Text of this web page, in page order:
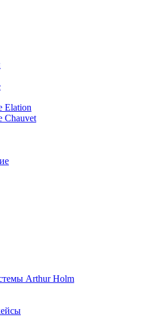
Elation
Chauvet
Arthur Holm